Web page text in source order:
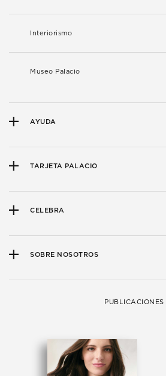
Interiorismo
Museo Palacio
AYUDA
TARJETA PALACIO
CELEBRA
SOBRE NOSOTROS
PUBLICACIONES